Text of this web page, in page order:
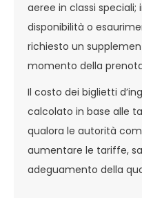
aeree in classi
disponibilità o
richiesto un
momento della
Il costo dei biglietti
calcolato in base alle
qualora le autorità
aumentare le tariffe,
adeguamento della